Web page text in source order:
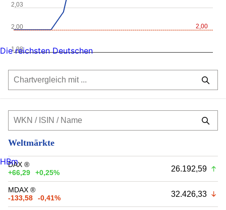
2,00
1,98
2,00
2,03
Weltmärkte
DAX ®
+66,29
+0,25% 26.192,59
MDAX ®
-133,58
-0,41% 32.426,33
Die reichsten Deutschen
HBm